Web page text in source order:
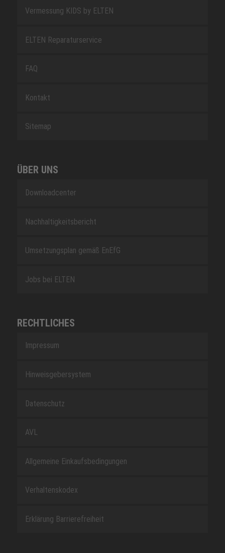
Vermessung KIDS by ELTEN
ELTEN Reparaturservice
FAQ
Kontakt
Sitemap
ÜBER UNS
Downloadcenter
Nachhaltigkeitsbericht
Umsetzungsplan gemäß EnEfG
Jobs bei ELTEN
RECHTLICHES
Impressum
Hinweisgebersystem
Datenschutz
AVL
Allgemeine Einkaufsbedingungen
Verhaltenskodex
Erklärung Barrierefreiheit